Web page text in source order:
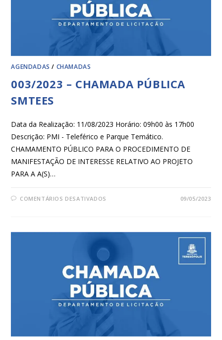
AGENDADAS / CHAMADAS
003/2023 – CHAMADA PÚBLICA
SMTEES
Data da Realização: 11/08/2023 Horário: 09h00 às 17h00
Descrição: PMI - Teleférico e Parque Temático.
CHAMAMENTO PÚBLICO PARA O PROCEDIMENTO DE
MANIFESTAÇÃO DE INTERESSE RELATIVO AO PROJETO
PARA A A(S)…
COMENTÁRIOS DESATIVADOS 09/05/2023